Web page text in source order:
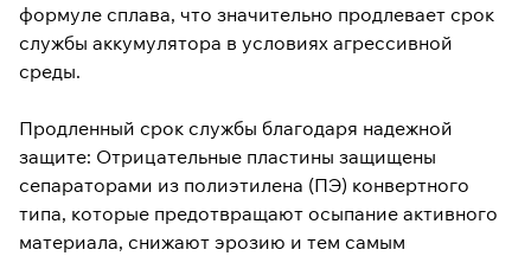
формуле сплава, что значительно продлевает срок
службы аккумулятора в условиях агрессивной
среды.
Продленный срок службы благодаря надежной
защите: Отрицательные пластины защищены
сепараторами из полиэтилена (ПЭ) конвертного
типа, которые предотвращают осыпание активного
материала, снижают эрозию и тем самым